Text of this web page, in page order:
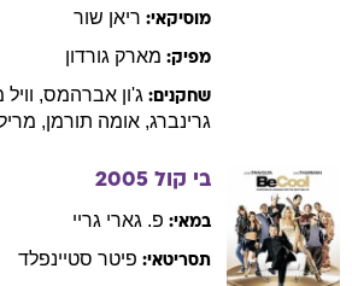
מוסיקאי: ריאן שור
מפיק: מארק גורדון
שחקנים: ג'ון אברהמס, וויל
גרינברג, אומה תורמן,
בי קול 2005
במאי: פ. גארי גריי
תסריטאי: פיטר סטיינפלד